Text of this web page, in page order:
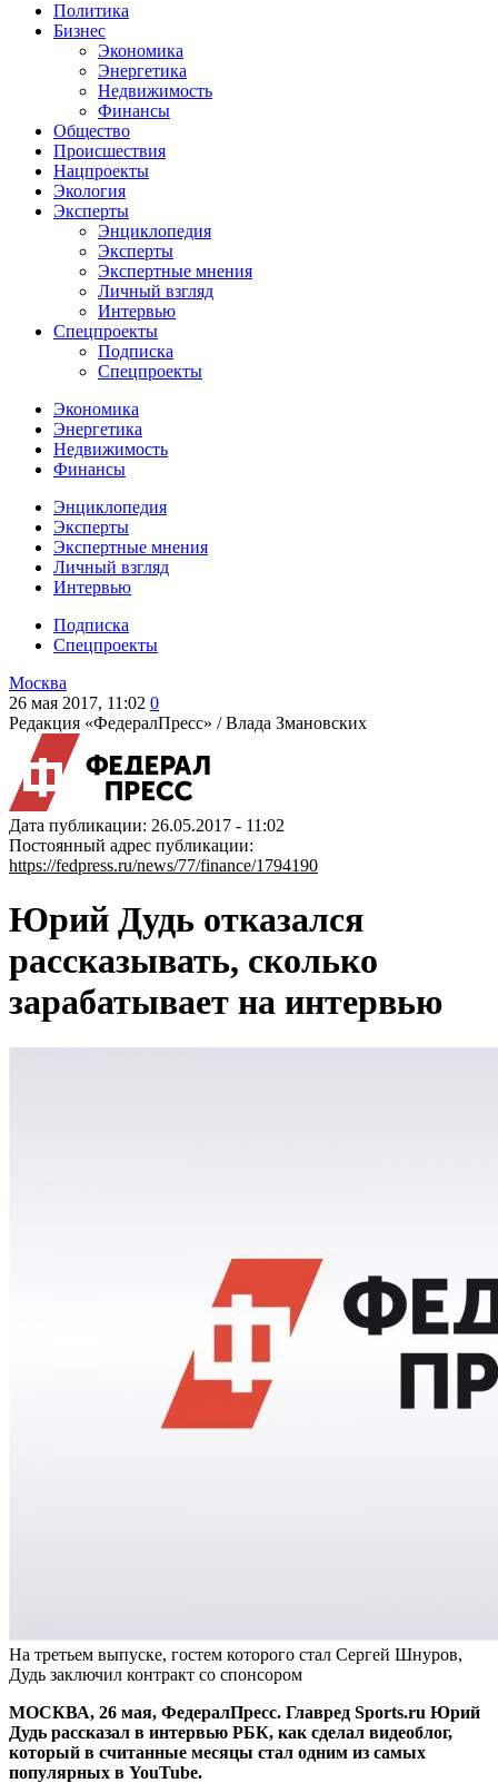
Политика
Бизнес
Экономика
Энергетика
Недвижимость
Финансы
Общество
Происшествия
Нацпроекты
Экология
Эксперты
Энциклопедия
Эксперты
Экспертные мнения
Личный взгляд
Интервью
Спецпроекты
Подписка
Спецпроекты
Экономика
Энергетика
Недвижимость
Финансы
Энциклопедия
Эксперты
Экспертные мнения
Личный взгляд
Интервью
Подписка
Спецпроекты
Москва
26 мая 2017, 11:02 0
Редакция «ФедералПресс» /Влада Змановских
Дата публикации: 26.05.2017 - 11:02
Постоянный адрес публикации:
https://fedpress.ru/news/77/finance/1794190
Юрий Дудь отказался
рассказывать, сколько
зарабатывает на интервью
На третьем выпуске, гостем которого стал Сергей Шнуров,
Дудь заключил контракт со спонсором
МОСКВА, 26 мая, ФедералПресс. Главред Sports.ru Юрий
Дудь рассказал в интервью РБК, как сделал видеоблог,
который в считанные месяцы стал одним из самых
популярных в YouTube.